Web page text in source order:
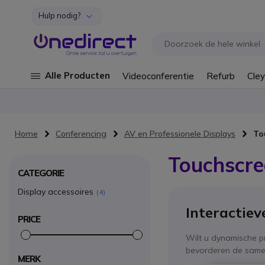
Ga naar de inhoud
Hulp nodig?
Alle Producten Videoconferentie Refurb
Home Conferencing AV en Professionele Displays
Wilt u dynamische
bevorderen de
CATEGORIE
Display accessoires 4
PRICE
MERK